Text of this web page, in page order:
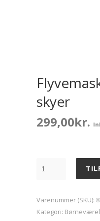
skyer
299,00kr.
skyer
antal
Varenummer (SKU):
Kategori: